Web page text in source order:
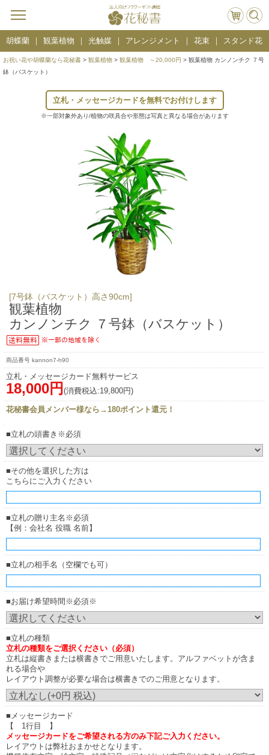
胡蝶蘭 観葉植物 光触媒 アレンジメント 花束 スタンド花
お祝い花や胡蝶蘭なら花秘書 > 観葉植物 > 観葉植物 ～20,000円 > 観葉植物 カンノンチク ７号
鉢（バスケット）
立札・メッセージカードを無料でお付けします
※一部対象外あり/植物の咲具合や形態は写真と異なる場合があります
[7号鉢（バスケット）高さ90cm]
観葉植物
カンノンチク ７号鉢（バスケット）
kannon7-h90
立札・メッセージカード無料サービス
18,000円 (消費税込:19,800円)
花秘書会員メンバー様なら→180ポイント還元！
■立札の頭書き※必須
■その他を選択した方は
こちらにご入力ください
■立札の贈り主名※必須
【例：会社名 役職 名前】
■立札の相手名（空欄でも可）
■お届け希望時間※必須※
■立札の種類
立札の種類をご選択ください（必須）
立札は縦書きまたは横書きでご用意いたします。アルファベットが含ま
れる場合や
レイアウト調整が必要な場合は横書きでのご用意となります。
■メッセージカード
【 1行目 】
メッセージカードをご希望される方のみ下記ご入力ください。
レイアウトは弊社おまかせとなります。